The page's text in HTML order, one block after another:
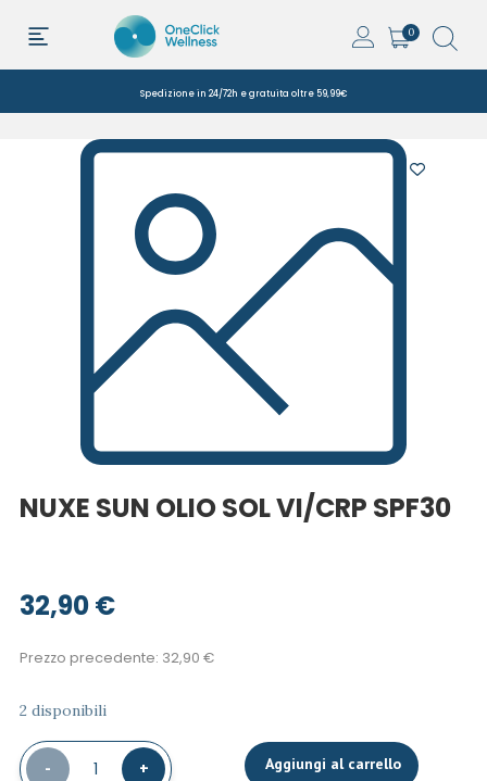
0
Spedizione in 24/72h e gratuita oltre 59,99€
NUXE SUN OLIO SOL VI/CRP SPF30
32,90€
Prezzo precedente: 32,90 €
2 disponibili
- 1 + Aggiungi al carrello